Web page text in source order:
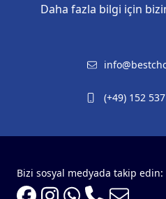
Daha fazla bilgi için
(+49) 152
Bizi sosyal medyada takip edin: